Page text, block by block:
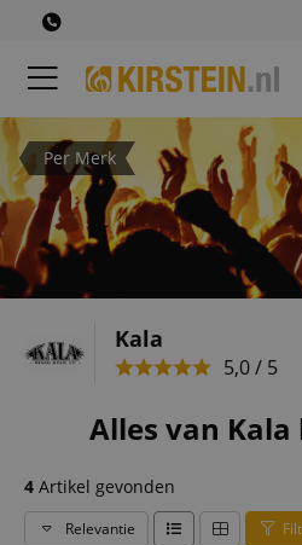
Per Merk
Kala
5,0 / 5
Alles van
4 Artikel gevonden
Relevantie